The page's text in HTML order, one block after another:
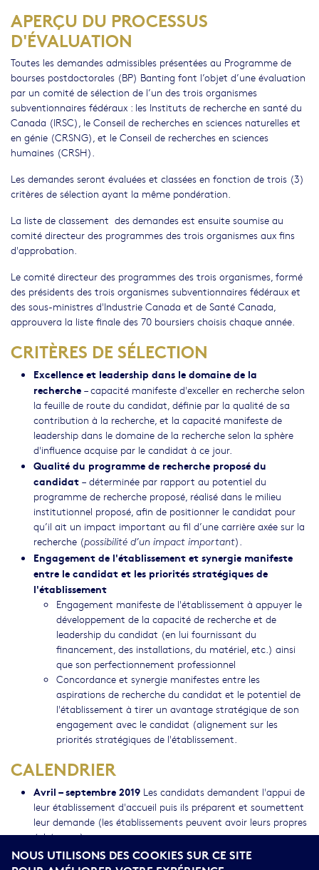
APERÇU DU PROCESSUS
D'ÉVALUATION
Toutes les demandes admissibles présentées au Programme de
bourses postdoctorales (BP) Banting font l’objet d’une évaluation
par un comité de sélection de l’un des trois organismes
subventionnaires fédéraux : les Instituts de recherche en santé du
Canada (IRSC), le Conseil de recherches en sciences naturelles et
en génie (CRSNG), et le Conseil de recherches en sciences
humaines (CRSH).
Les demandes seront évaluées et classées en fonction de trois (3)
critères de sélection ayant la même pondération.
La liste de classement des demandes est ensuite soumise au
comité directeur des programmes des trois organismes aux fins
d'approbation.
Le comité directeur des programmes des trois organismes, formé
des présidents des trois organismes subventionnaires fédéraux et
des sous-ministres d'Industrie Canada et de Santé Canada,
approuvera la liste finale des 70 boursiers choisis chaque année.
CRITÈRES DE SÉLECTION
Excellence et leadership dans le domaine de la
recherche – capacité manifeste d'exceller en recherche selon
la feuille de route du candidat, définie par la qualité de sa
contribution à la recherche, et la capacité manifeste de
leadership dans le domaine de la recherche selon la sphère
d'influence acquise par le candidat à ce jour.
Qualité du programme de recherche proposé du
candidat – déterminée par rapport au potentiel du
programme de recherche proposé, réalisé dans le milieu
institutionnel proposé, afin de positionner le candidat pour
qu’il ait un impact important au fil d’une carrière axée sur la
recherche (possibilité d’un impact important).
Engagement de l'établissement et synergie manifeste
entre le candidat et les priorités stratégiques de
l'établissement
Engagement manifeste de l'établissement à appuyer le
développement de la capacité de recherche et de
leadership du candidat (en lui fournissant du
financement, des installations, du matériel, etc.) ainsi
que son perfectionnement professionnel
Concordance et synergie manifestes entre les
aspirations de recherche du candidat et le potentiel de
l'établissement à tirer un avantage stratégique de son
engagement avec le candidat (alignement sur les
priorités stratégiques de l'établissement.
CALENDRIER
Avril – septembre 2019 Les candidats demandent l'appui de
leur établissement d'accueil puis ils préparent et soumettent
leur demande (les établissements peuvent avoir leurs propres
échéances).
18 septembre 2019 (20 h, HAE) Date limite pour la
NOUS UTILISONS DES COOKIES SUR CE SITE